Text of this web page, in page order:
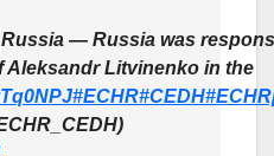
— Russia was
Aleksandr Litvinenko in the
#ECHR#CEDH